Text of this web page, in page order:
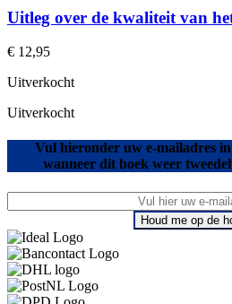
Uitleg over de kwaliteit van
€ 12,95
Uitverkocht
Uitverkocht
Vul hieronder uw e-mailadres
wanneer dit boek weer
Houd me op de